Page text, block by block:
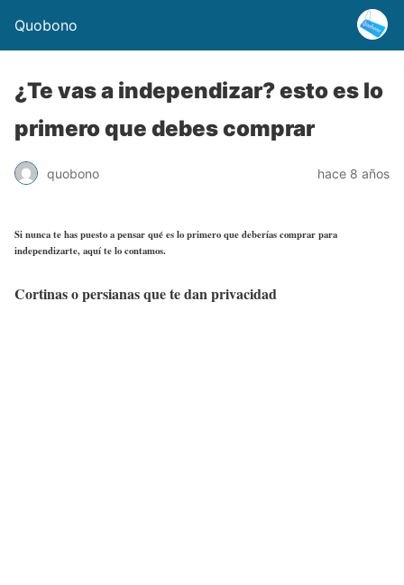
Quobono
¿Te vas a independizar? esto es lo
primero que debes comprar
quobono hace 8 años
Si nunca te has puesto a pensar qué es lo primero que deberías comprar para
independizarte, aquí te lo contamos.
Cortinas o persianas que te dan privacidad